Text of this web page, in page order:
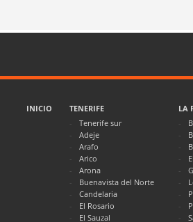
INICIO
TENERIFE
Tenerife sur
Adeje
Arafo
Arico
Arona
Buenavista del Norte
Candelaria
El Rosario
El Sauzal
LA